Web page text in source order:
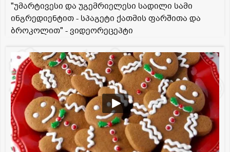
"უმარტივესი და უგემრიელესი სადილი სამი
ინგრედიენტით - სპაგეტი ქათმის ფარშითა და
ბროკოლით" - ვიდეორეცეპტი